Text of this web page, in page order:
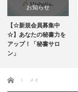
お知らせ
未分類
【☆新規会員募集中
☆】あなたの秘書力を
アップ！「秘書サロ
ン」
Home メイ